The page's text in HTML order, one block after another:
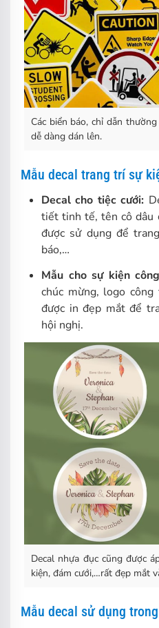
Các biển báo, chỉ dẫn
dễ dàng dán lên.
Mẫu decal trang trí sự
Decal cho tiệc cưới:
tiết tinh tế, tên cô dâu
được sử dụng để
báo,…
Mẫu cho sự kiện
chúc mừng, logo
được in đẹp mắt để
hội nghị.
Decal nhựa đục cũng được
kiện, đám cưới,…rất đẹp mắt
Mẫu decal sử dụng